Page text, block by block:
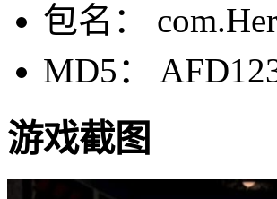
包名：
MD5：
游戏截图